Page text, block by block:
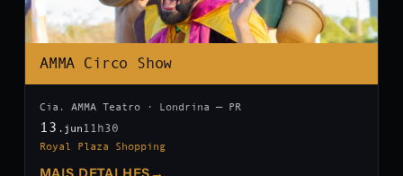
AMMA Circo Show
Cia. AMMA Teatro · Londrina — PR
13 .jun 11h30
Royal Plaza Shopping